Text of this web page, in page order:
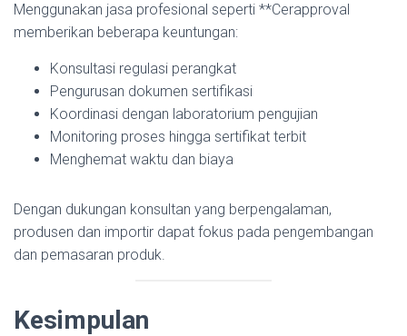
Menggunakan jasa profesional seperti **Cerapproval
memberikan beberapa keuntungan:
Konsultasi regulasi perangkat
Pengurusan dokumen sertifikasi
Koordinasi dengan laboratorium pengujian
Monitoring proses hingga sertifikat terbit
Menghemat waktu dan biaya
Dengan dukungan konsultan yang berpengalaman,
produsen dan importir dapat fokus pada pengembangan
dan pemasaran produk.
Kesimpulan